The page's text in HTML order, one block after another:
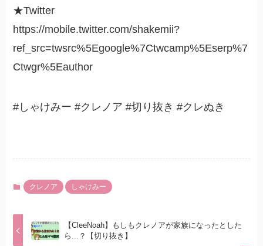
★Twitter
https://mobile.twitter.com/shakemii?
ref_src=twsrc%5Egoogle%7Ctwcamp%5Eserp%7
Ctwgr%5Eauthor
#しゃけみー #クレノア #切り抜き #クレぬき
クレノア しゃけみー
【CleeNoah】もしもクレノアが家族になったとした
ら...？【切り抜き】